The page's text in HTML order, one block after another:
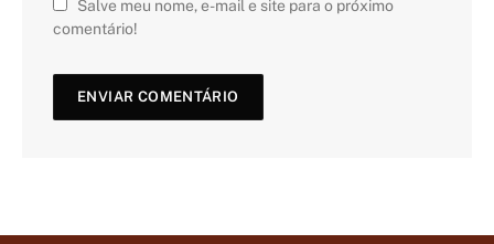
Salve meu nome, e-mail e site para o próximo
comentário!